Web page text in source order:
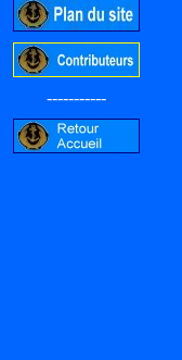
-----------